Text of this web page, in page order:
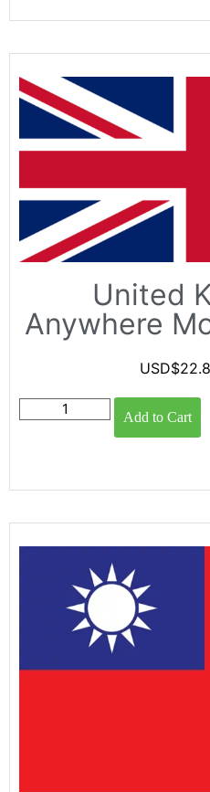
United
Anywhere
USD$22.8
Add to Cart